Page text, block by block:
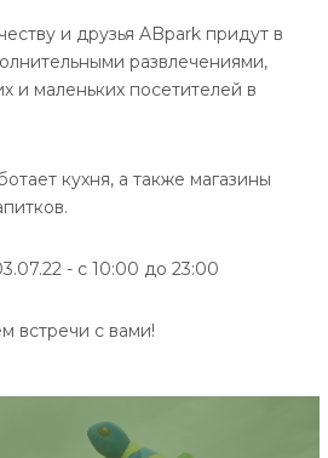
и друзья ABpark придут в
развлечениями,
и маленьких посетителей в
кухня, а также магазины
- с 10:00 до 23:00
встречи с вами!